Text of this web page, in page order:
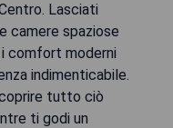
Lasciati
camere spaziose
comfort moderni
indimenticabile.
tutto ciò
ti godi un